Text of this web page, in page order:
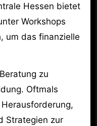
Hessen bietet
Workshops
um das finanzielle
zu
Oftmals
Strategien zur